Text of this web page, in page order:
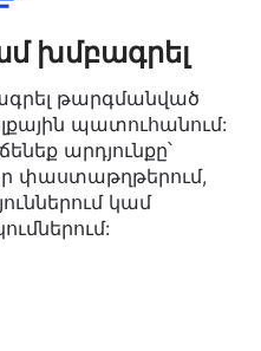
խմբագրել
թարգմանված
պատուհանում:
արդյունքը՝
փաստաթղթերում,